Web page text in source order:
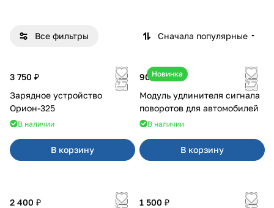
Все фильтры Сначала популярные
3 750 ₽
Зарядное устройство
Орион-325
В наличии
В корзину
Новинка
900 ₽
Модуль удлинителя сигнала
поворотов для автомобилей
В наличии
В корзину
2 400 ₽
1 500 ₽